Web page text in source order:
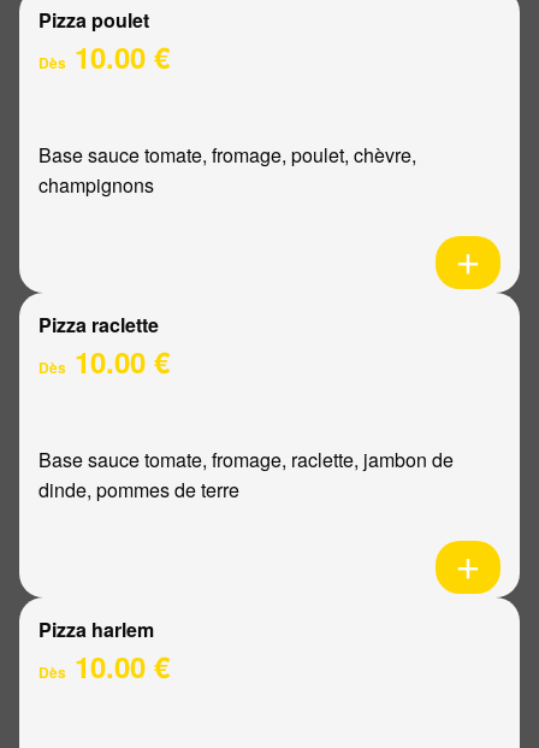
Pizza poulet
Dès 10.00 €
Base sauce tomate, fromage, poulet, chèvre,
champignons
Pizza raclette
Dès 10.00 €
Base sauce tomate, fromage, raclette, jambon de
dinde, pommes de terre
Pizza harlem
Dès 10.00 €